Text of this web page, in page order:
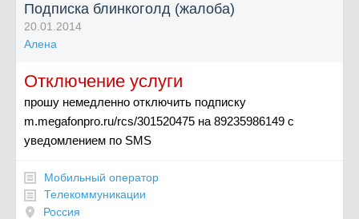
Подписка блинкоголд (жалоба)
20.01.2014
Алена
Отключение услуги
прошу немедленно отключить подписку
m.megafonpro.ru/rcs/301520475 на 89235986149 с
уведомлением по SMS
Мобильный оператор
Телекоммуникации
Россия